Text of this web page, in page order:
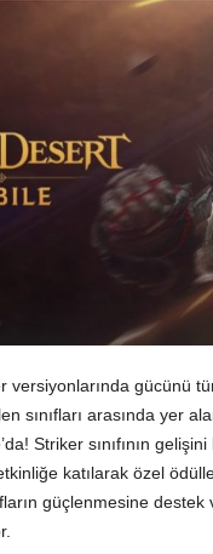
versiyonlarında gücünü
sınıfları arasında yer
Striker sınıfının
katılarak özel
güçlenmesine